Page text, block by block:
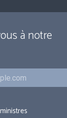
à notre